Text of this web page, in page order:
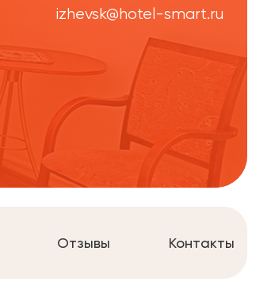
izhevsk@hotel-smart.ru
Отзывы Контакты